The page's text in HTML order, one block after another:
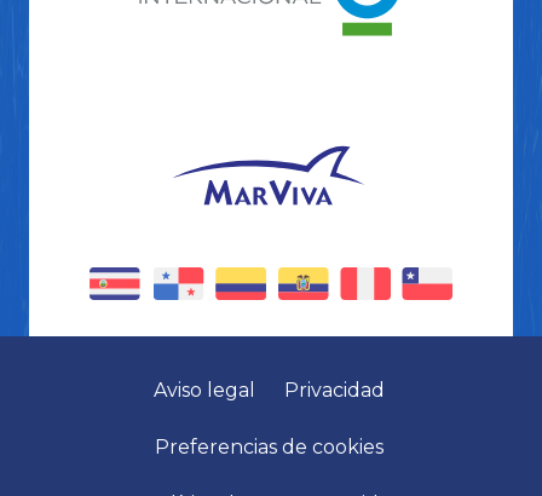
Aviso legal Privacidad
Preferencias de cookies